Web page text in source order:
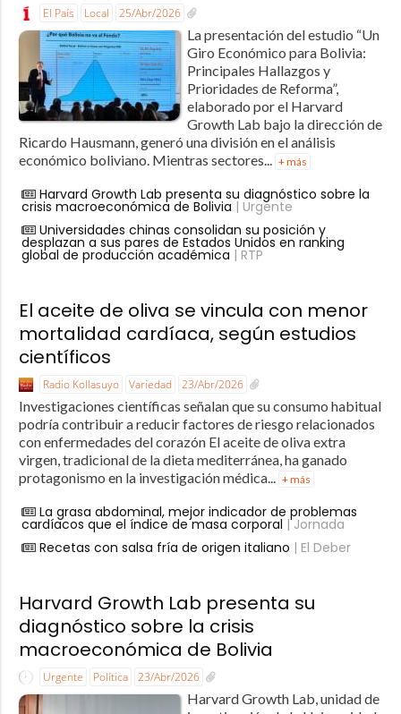
El País Local 25/Abr/2026
La presentación del estudio “Un
Giro Económico para Bolivia:
Principales Hallazgos y
Prioridades de Reforma”,
elaborado por el Harvard
Growth Lab bajo la dirección de
Ricardo Hausmann, generó una división en el análisis
económico boliviano. Mientras sectores... + más
Harvard Growth Lab presenta su diagnóstico sobre la
crisis macroeconómica de Bolivia | Urgente
Universidades chinas consolidan su posición y
desplazan a sus pares de Estados Unidos en ranking
global de producción académica | RTP
El aceite de oliva se vincula con menor
mortalidad cardíaca, según estudios
científicos
Radio Kollasuyo Variedad 23/Abr/2026
Investigaciones científicas señalan que su consumo habitual
podría contribuir a reducir factores de riesgo relacionados
con enfermedades del corazón El aceite de oliva extra
virgen, tradicional de la dieta mediterránea, ha ganado
protagonismo en la investigación médica...
+ más
La grasa abdominal, mejor indicador de problemas
cardíacos que el índice de masa corporal | Jornada
Recetas con salsa fría de origen italiano | El Deber
Harvard Growth Lab presenta su
diagnóstico sobre la crisis
macroeconómica de Bolivia
Urgente Política 23/Abr/2026
Harvard Growth Lab, unidad de